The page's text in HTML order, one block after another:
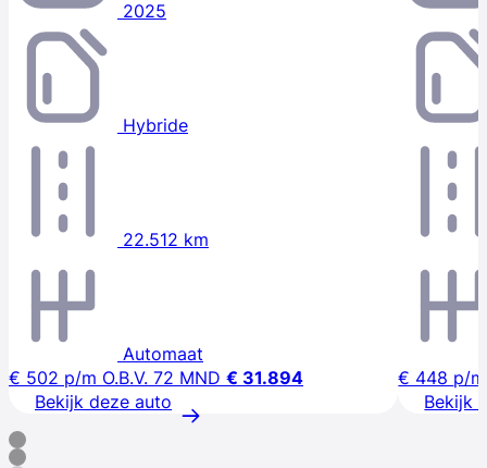
2025
Hybride
22.512 km
Automaat
€ 502 p/m O.B.V. 72 MND € 31.894
Bekijk deze auto
€ 448 p/m
Bekijk